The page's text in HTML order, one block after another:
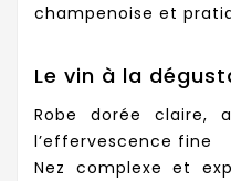
champenoise et
Le vin à la
Robe dorée claire,
l’effervescence fine
Nez complexe et